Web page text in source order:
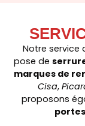
Notre service
pose de
marques de
Cisa,
proposons